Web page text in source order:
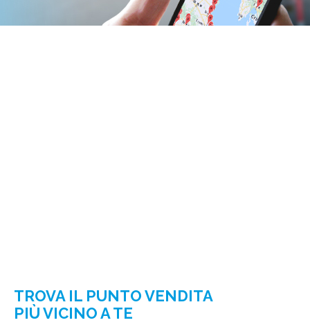
TROVA IL PUNTO VENDITA
PIÙ VICINO A TE